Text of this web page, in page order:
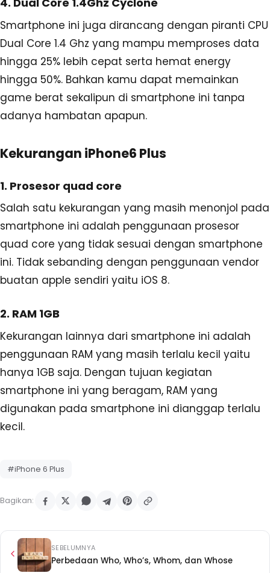
Smartphone ini juga dirancang dengan piranti CPU
Dual Core 1.4 Ghz yang mampu memproses data
hingga 25% lebih cepat serta hemat energy
hingga 50%. Bahkan kamu dapat memainkan
game berat sekalipun di smartphone ini tanpa
adanya hambatan apapun.
Kekurangan iPhone6 Plus
1. Prosesor quad core
Salah satu kekurangan yang masih menonjol pada
smartphone ini adalah penggunaan prosesor
quad core yang tidak sesuai dengan smartphone
ini. Tidak sebanding dengan penggunaan vendor
buatan apple sendiri yaitu iOS 8.
2. RAM 1GB
Kekurangan lainnya dari smartphone ini adalah
penggunaan RAM yang masih terlalu kecil yaitu
hanya 1GB saja. Dengan tujuan kegiatan
smartphone ini yang beragam, RAM yang
digunakan pada smartphone ini dianggap terlalu
kecil.
#iPhone 6 Plus
Bagikan:
SEBELUMNYA
Perbedaan Who, Who’s, Whom, dan Whose